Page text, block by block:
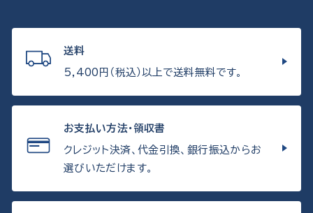
送料
5,400円（税込）以上で送料無料です。
お支払い方法・領収書
クレジット決済、代金引換、銀行振込からお
選びいただけます。